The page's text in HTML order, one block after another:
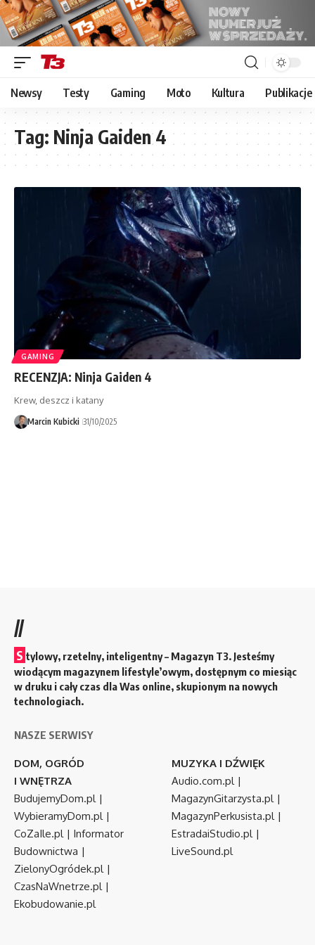
Newsy Testy Gaming Moto Kultura Publikacje
Tag: Ninja Gaiden 4
GAMING
RECENZJA: Ninja Gaiden 4
Krew, deszcz i katany
Marcin Kubicki 31/10/2025
//
S tylowy, rzetelny, inteligentny – Magazyn T3. Jesteśmy
wiodącym magazynem lifestyle’owym, dostępnym co miesiąc
w druku i cały czas dla Was online, skupionym na nowych
technologiach.
NASZE SERWISY
DOM, OGRÓD
I WNĘTRZA
BudujemyDom.pl|
WybieramyDom.pl|
CoZaIle.pl| Informator
Budownictwa |
ZielonyOgródek.pl|
CzasNaWnetrze.pl|
Ekobudowanie.pl
MUZYKA I DŹWIĘK
Audio.com.pl|
MagazynGitarzysta.pl|
MagazynPerkusista.pl|
EstradaiStudio.pl|
LiveSound.pl